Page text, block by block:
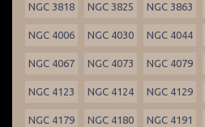
NGC 3818 NGC 3825 NGC 3863
NGC 4006 NGC 4030 NGC 4044
NGC 4067 NGC 4073 NGC 4079
NGC 4123 NGC 4124 NGC 4129
NGC 4179 NGC 4180 NGC 4191